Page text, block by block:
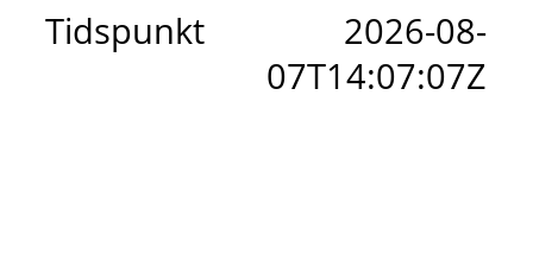
Tidspunkt
2026-08-
07T14:07:07Z